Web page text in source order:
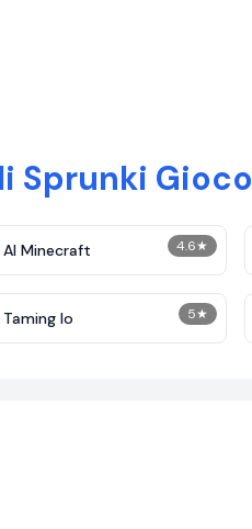
Sprunki Gioco
4.6★
AI Minecraft
5★
Taming Io